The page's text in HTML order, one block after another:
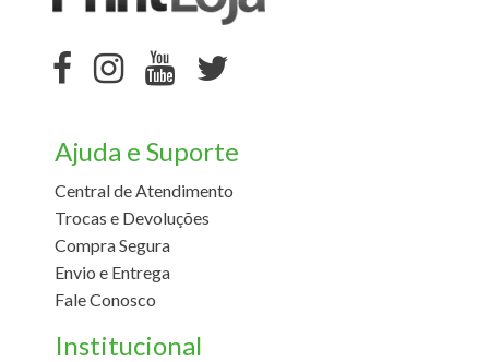
Ajuda e Suporte
Central de Atendimento
Trocas e Devoluções
Compra Segura
Envio e Entrega
Fale Conosco
Institucional